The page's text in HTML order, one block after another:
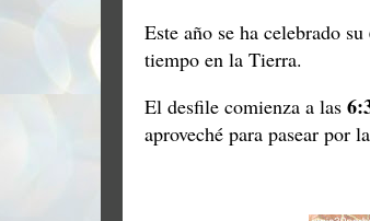
Este año se ha celebrado su
tiempo en la Tierra.
El desfile comienza a las
aproveché para pasear por